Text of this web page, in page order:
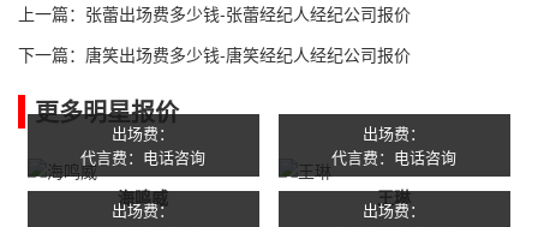
上一篇： 张蕾出场费多少钱-张蕾经纪人经纪公司报价
下一篇： 唐笑出场费多少钱-唐笑经纪人经纪公司报价
更多明星报价
出场费：
代言费：电话咨询
海鸣威
出场费：
代言费：电话咨询
王琳
出场费：
出场费：